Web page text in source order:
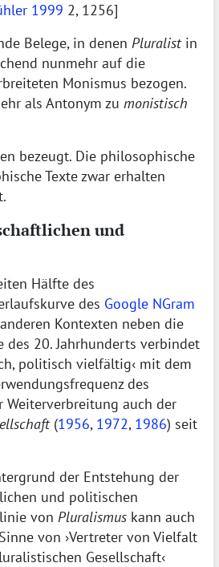
1999 2, 1256]
Belege, in denen Pluralistin
nunmehr auf die
Monismus bezogen.
als Antonym zu monistisch
bezeugt. Die philosophische
Texte zwar erhalten
und
Hälfte des
des Google NGram
Kontexten neben die
des 20. Jahrhunderts verbindet
politisch vielfältig mit dem
des
auch der
(1956, 1972, 1986) seit
der Entstehung der
und politischen
von Pluralismus kann auch
von Vertreter von Vielfalt
Gesellschaft